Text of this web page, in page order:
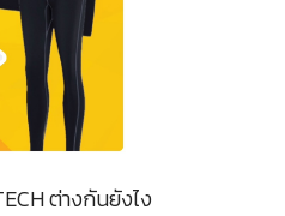
ต่างกันยังไง